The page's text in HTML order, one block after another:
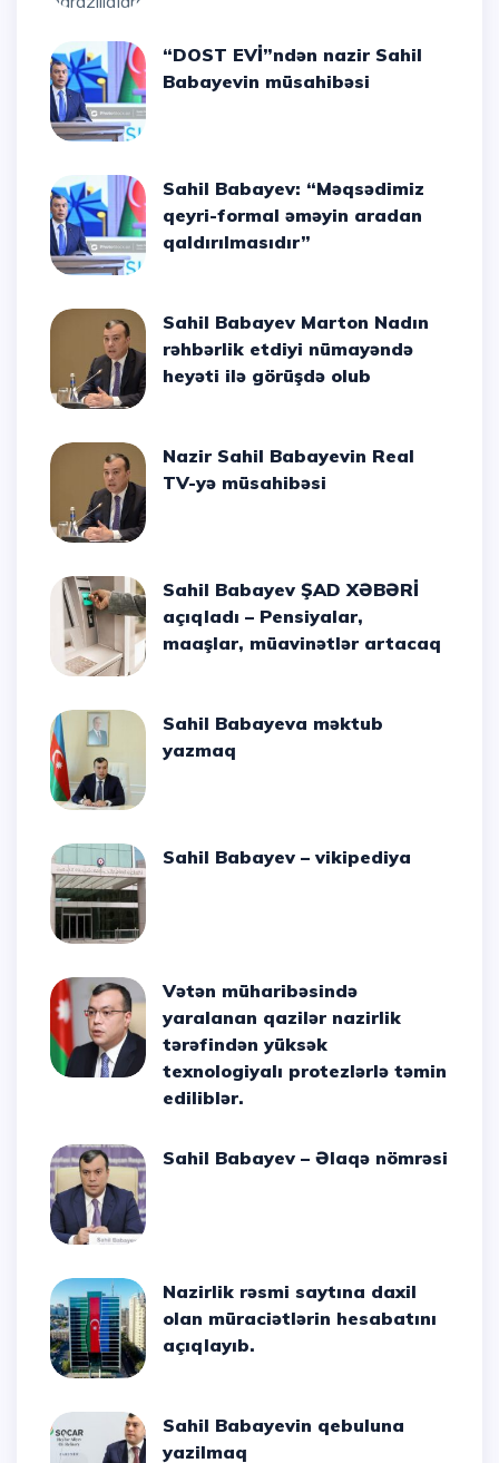
“DOST EVİ”ndən nazir Sahil
Babayevin müsahibəsi
Sahil Babayev: “Məqsədimiz
qeyri-formal əməyin aradan
qaldırılmasıdır”
Sahil Babayev Marton Nadın
rəhbərlik etdiyi nümayəndə
heyəti ilə görüşdə olub
Nazir Sahil Babayevin Real
TV-yə müsahibəsi
Sahil Babayev ŞAD XƏBƏRİ
açıqladı – Pensiyalar,
maaşlar, müavinətlər artacaq
Sahil Babayeva məktub
yazmaq
Sahil Babayev – vikipediya
Vətən müharibəsində
yaralanan qazilər nazirlik
tərəfindən yüksək
texnologiyalı protezlərlə təmin
ediliblər.
Sahil Babayev – Əlaqə nömrəsi
Nazirlik rəsmi saytına daxil
olan müraciətlərin hesabatını
açıqlayıb.
Sahil Babayevin qebuluna
yazilmaq